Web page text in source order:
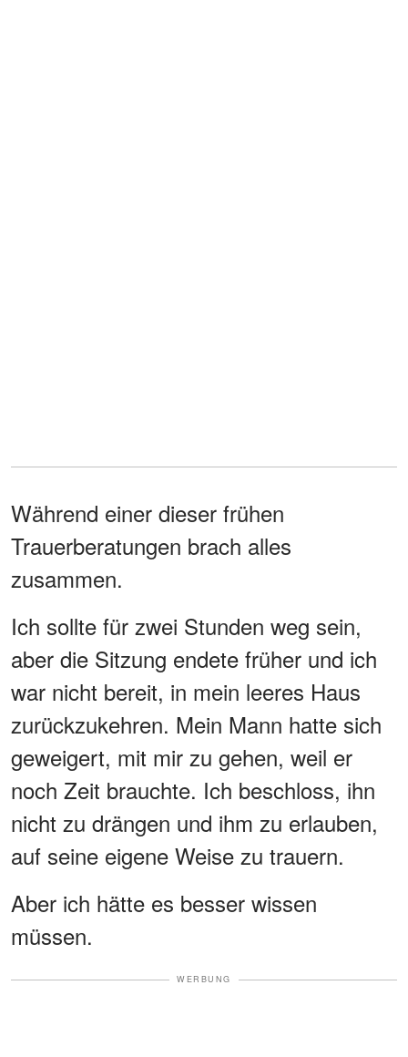
Während einer dieser frühen
Trauerberatungen brach alles
zusammen.
Ich sollte für zwei Stunden weg sein,
aber die Sitzung endete früher und ich
war nicht bereit, in mein leeres Haus
zurückzukehren. Mein Mann hatte sich
geweigert, mit mir zu gehen, weil er
noch Zeit brauchte. Ich beschloss, ihn
nicht zu drängen und ihm zu erlauben,
auf seine eigene Weise zu trauern.
Aber ich hätte es besser wissen
müssen.
WERBUNG